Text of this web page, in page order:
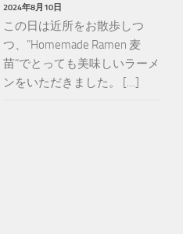
2024年8月10日
この日は近所をお散歩しつ
つ、”Homemade Ramen 麦
苗”でとっても美味しいラーメ
ンをいただきました。 […]